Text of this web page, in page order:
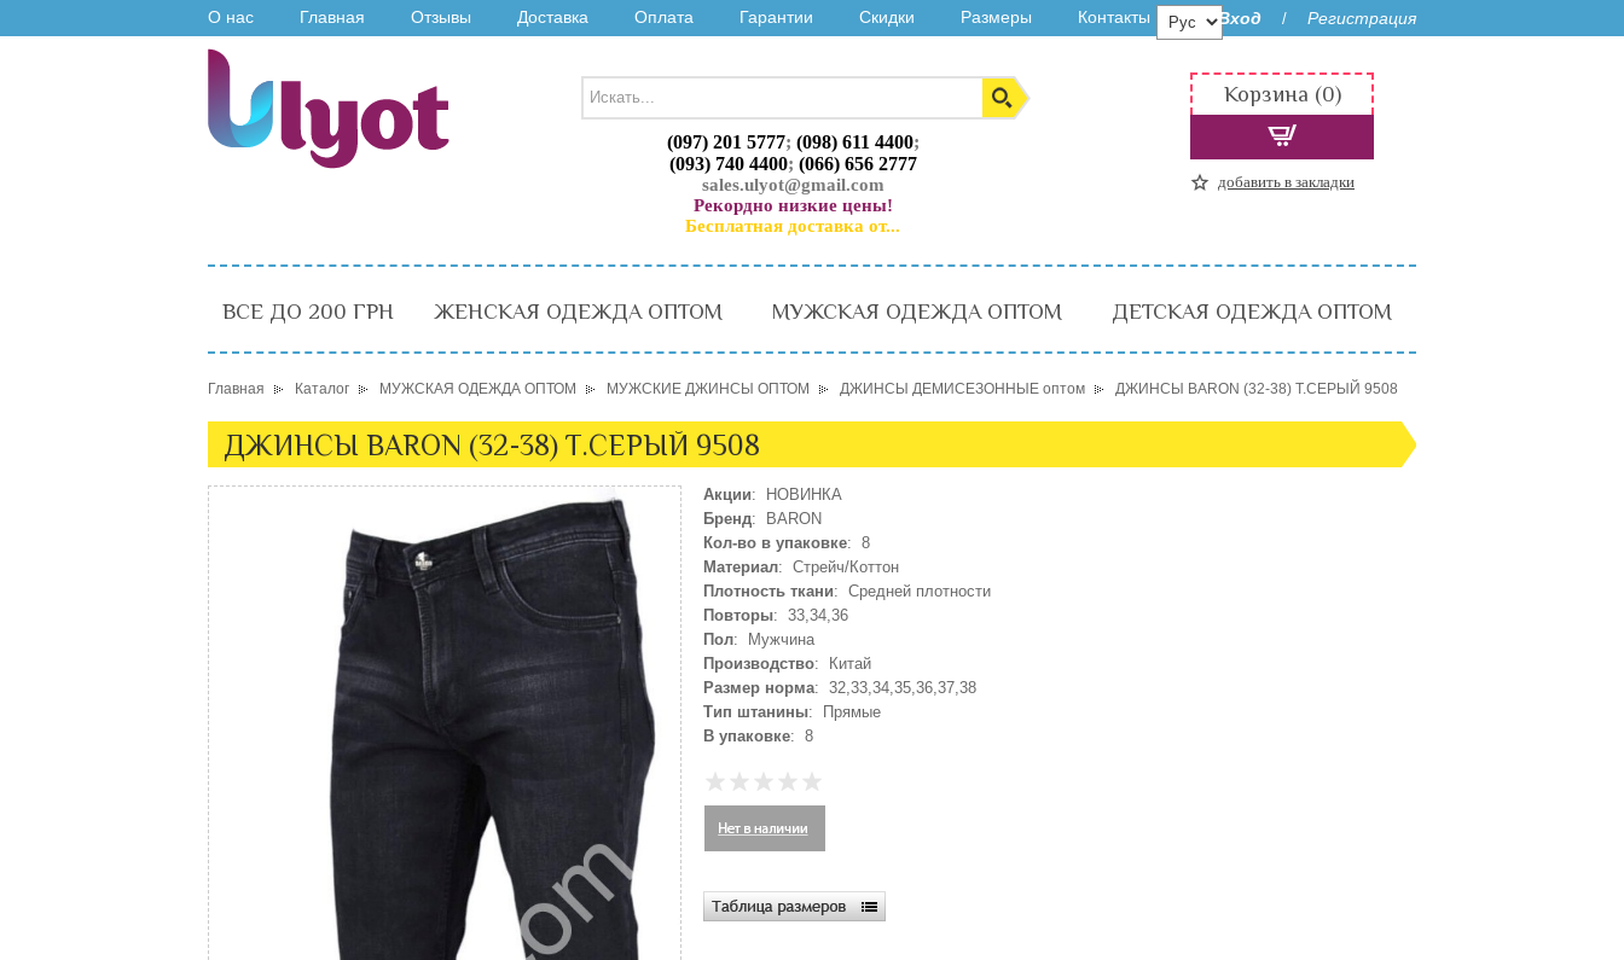
О нас Главная Отзывы Доставка Оплата Гарантии Скидки Размеры Контакты Вход / Регистрация
(097) 201 5777; (098) 611 4400;
(093) 740 4400; (066) 656 2777
sales.ulyot@gmail.com
Рекордно низкие цены!
Бесплатная доставка от...
Корзина (0)
добавить в закладки
ВСЕ ДО 200 ГРН ЖЕНСКАЯ ОДЕЖДА ОПТОМ МУЖСКАЯ ОДЕЖДА ОПТОМ ДЕТСКАЯ ОДЕЖДА ОПТОМ
Главная Каталог МУЖСКАЯ ОДЕЖДА ОПТОМ МУЖСКИЕ ДЖИНСЫ ОПТОМ ДЖИНСЫ ДЕМИСЕЗОННЫЕ оптом ДЖИНСЫ BARON (32-38) Т.СЕРЫЙ 9508
ДЖИНСЫ BARON (32-38) Т.СЕРЫЙ 9508
Акции: НОВИНКА
Бренд: BARON
Кол-во в упаковке: 8
Материал: Стрейч/Коттон
Плотность ткани: Средней плотности
Повторы: 33,34,36
Пол: Мужчина
Производство: Китай
Размер норма: 32,33,34,35,36,37,38
Тип штанины: Прямые
В упаковке: 8